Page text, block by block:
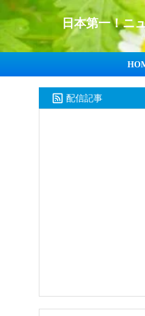
日本第一！ニ
配信記事